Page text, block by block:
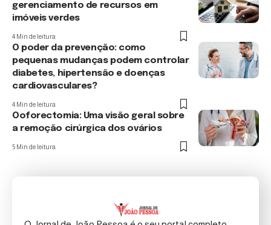
gerenciamento de recursos em
imóveis verdes
4 Min de leitura
O poder da prevenção: como
pequenas mudanças podem controlar
diabetes, hipertensão e doenças
cardiovasculares?
4 Min de leitura
Ooforectomia: Uma visão geral sobre
a remoção cirúrgica dos ovários
5 Min de leitura